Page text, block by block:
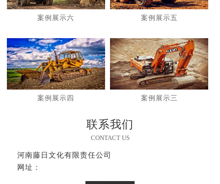
案例展示六 案例展示五
案例展示四 案例展示三
联系我们
CONTACT US
河南藤日文化有限责任公司
网址：